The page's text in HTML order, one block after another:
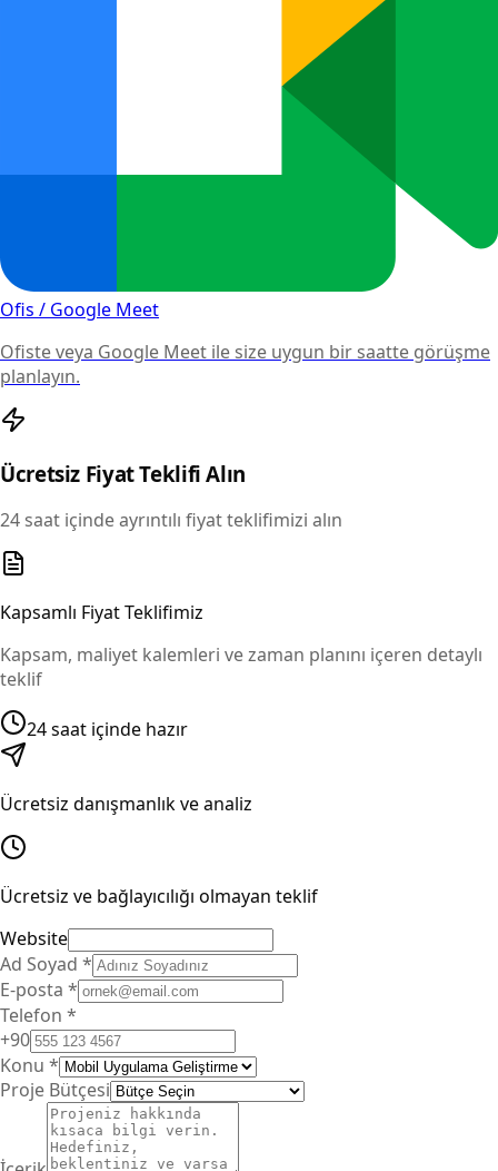
Ofis / Google Meet
Ofiste veya Google Meet ile size uygun bir saatte görüşme
planlayın.
Ücretsiz Fiyat Teklifi Alın
24 saat içinde ayrıntılı fiyat teklifimizi alın
Kapsamlı Fiyat Teklifimiz
Kapsam, maliyet kalemleri ve zaman planını içeren detaylı
teklif
24 saat içinde hazır
Ücretsiz danışmanlık ve analiz
Ücretsiz ve bağlayıcılığı olmayan teklif
Website
Ad Soyad *
E-posta *
Telefon *
+90
Konu *
Proje Bütçesi